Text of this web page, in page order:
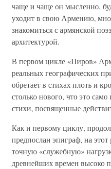
чаще и чаще он мысленно,
уходит в свою Армению,
знакомиться с армянской
архитектурой.
В первом цикле «Пиров»
реальных географических
обретает в стихах плоть и
столько нового, что это
стихи, посвященные
Как и первому циклу,
предпослан эпиграф, на
точную «служебную»
древнейших времен высоко